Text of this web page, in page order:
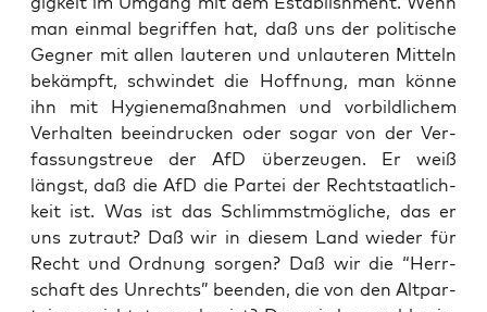
man ein­mal begrif­fen hat, daß uns der poli­ti­sche
Geg­ner mit allen lau­te­ren und unlau­te­ren Mit­teln
bekämpft, schwin­det die Hoff­nung, man kön­ne
ihn mit Hygie­ne­maß­nah­men und vor­bild­li­chem
Ver­hal­ten beein­dru­cken oder sogar von der Ver­
fas­sungs­treue der AfD über­zeu­gen. Er weiß
längst, daß die AfD die Par­tei der Recht­staat­lich­
keit ist. Was ist das Schlimmst­mög­li­che, das er
uns zutraut? Daß wir in die­sem Land wie­der für
Recht und Ord­nung sor­gen? Daß wir die “Herr­
schaft des Unrechts” been­den, die von den Alt­par­